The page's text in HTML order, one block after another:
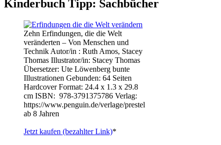
Kinderbuch Tipp: Sachbücher
Zehn Erfindungen, die die Welt
veränderten – Von Menschen und
Technik Autor/in : Ruth Amos, Stacey
Thomas Illustrator/in: Stacey Thomas
Übersetzer: Ute Löwenberg bunte
Illustrationen Gebunden: 64 Seiten
Hardcover Format: 24.4 x 1.3 x 29.8
cm ISBN: ‎ 978-3791375786 Verlag:
https://www.penguin.de/verlage/prestel
ab 8 Jahren
Jetzt kaufen (bezahlter Link)*